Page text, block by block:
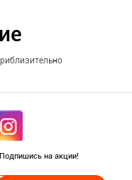
на акции!